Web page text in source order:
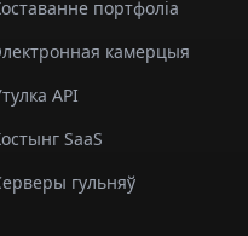
портфоліа
камерцыя
API
SaaS
гульняў